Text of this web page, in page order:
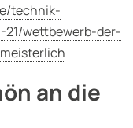
technik-
wettbewerb-der-
an die